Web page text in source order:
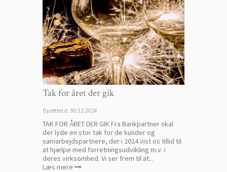
Tak for året der gik
Oprettet d. 30/12 2024
TAK FOR ÅRET DER GIK Fra Bankpartner skal
der lyde en stor tak for de kunder og
samarbejdspartnere, der i 2024 vist os tillid til
at hjælpe med forretningsudvikling m.v. i
deres virksomhed. Vi ser frem til at...
Læs mere